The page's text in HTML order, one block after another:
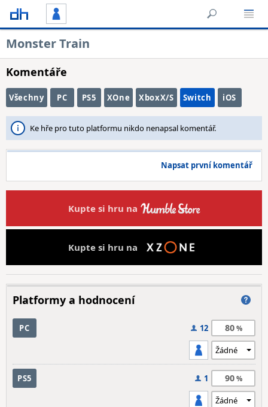
Monster Train
Komentáře
Všechny PC PS5 XOne XboxX/S Switch iOS
Ke hře pro tuto platformu nikdo nenapsal komentář.
Napsat první komentář
Kupte si hru na
Kupte si hru na
Platformy a hodnocení
PC 12 80
PS5 1 90